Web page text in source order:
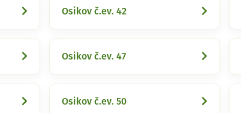
Osikov č.ev. 42
Osikov č.ev. 47
Osikov č.ev. 50